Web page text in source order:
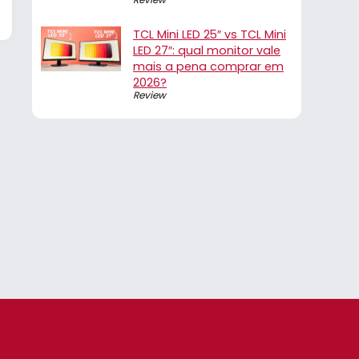
TCL Mini LED 25″ vs TCL Mini
LED 27″: qual monitor vale
mais a pena comprar em
2026?
Review